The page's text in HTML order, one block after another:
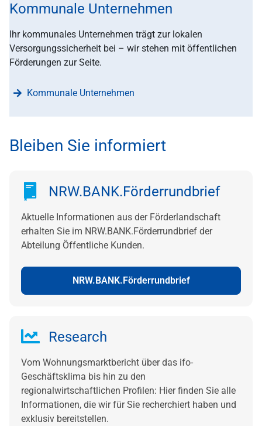
Kommunale Unternehmen
Ihr kommunales Unternehmen trägt zur lokalen
Versorgungssicherheit bei – wir stehen mit öffentlichen
Förderungen zur Seite.
Kommunale Unternehmen
Bleiben Sie informiert
NRW.BANK.Förderrundbrief
Aktuelle Informationen aus der Förderlandschaft
erhalten Sie im NRW.BANK.Förderrundbrief der
Abteilung Öffentliche Kunden.
NRW.BANK.Förderrundbrief
Research
Vom Wohnungsmarktbericht über das ifo-
Geschäftsklima bis hin zu den
regionalwirtschaftlichen Profilen: Hier finden Sie alle
Informationen, die wir für Sie recherchiert haben und
exklusiv bereitstellen.